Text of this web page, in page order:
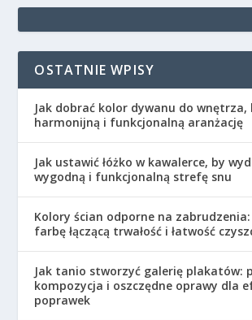
OSTATNIE WPISY
Jak dobrać kolor dywanu do wnętrza,
harmonijną i funkcjonalną aranżację
Jak ustawić łóżko w kawalerce, by
wygodną i funkcjonalną strefę snu
Kolory ścian odporne na
farbę łączącą trwałość i łatwość
Jak tanio stworzyć galerię plakatów:
kompozycja i oszczędne oprawy dla
poprawek